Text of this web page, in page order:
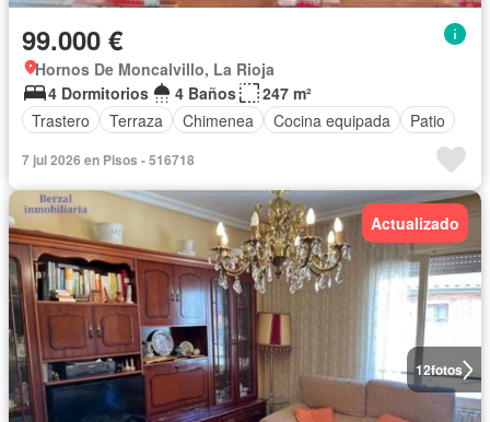
99.000 €
Hornos De Moncalvillo, La Rioja
4 Dormitorios
4 Baños
247 m²
Trastero
Terraza Chimenea Cocina equipada Patio
7 jul 2026 en Pisos - 516718
12fotos
Actualizado